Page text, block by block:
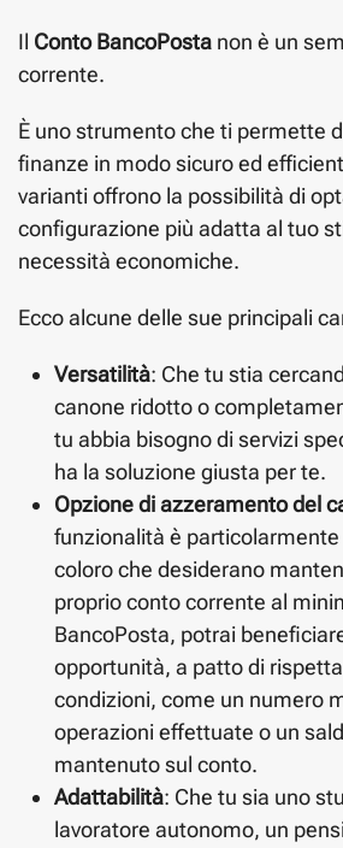
Il Conto BancoPosta non è un
corrente.
È uno strumento che ti permette
finanze in modo sicuro ed
varianti offrono la possibilità di
configurazione più adatta al tuo
necessità economiche.
Ecco alcune delle sue principali
Versatilità: Che tu stia
canone ridotto o
tu abbia bisogno di servizi
ha la soluzione giusta per te.
Opzione di azzeramento del
funzionalità è
coloro che desiderano
proprio conto corrente al
BancoPosta, potrai
opportunità, a patto di
condizioni, come un numero
operazioni effettuate o un
mantenuto sul conto.
Adattabilità: Che tu sia uno
lavoratore autonomo, un